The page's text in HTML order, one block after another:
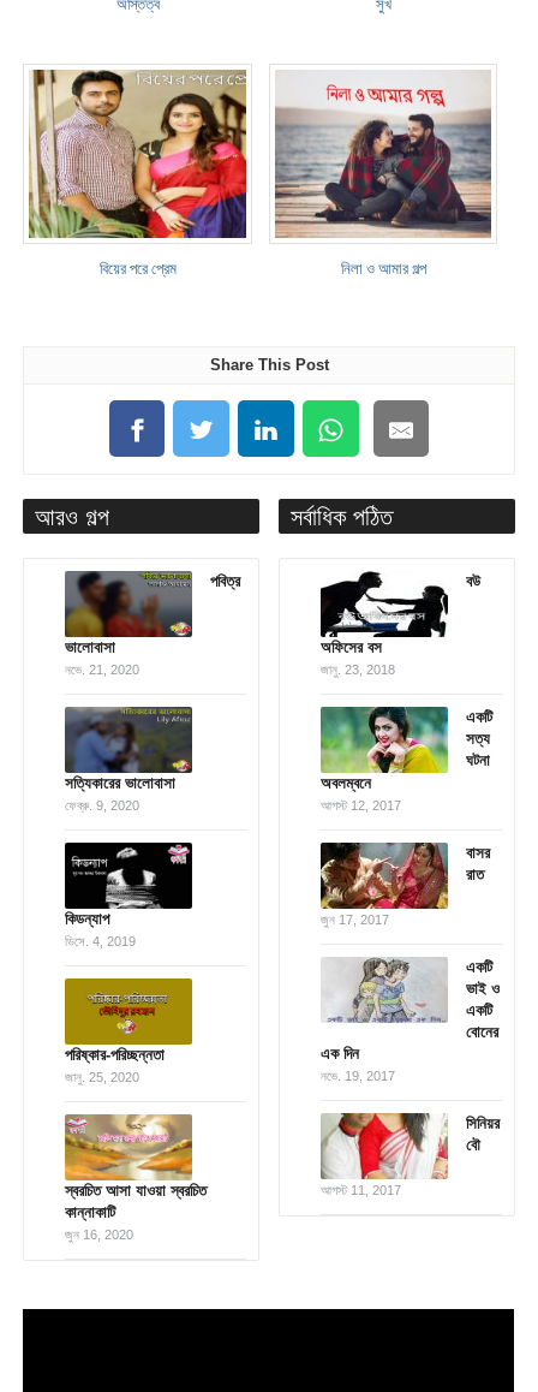
বিয়ের পরে প্রেম নিলা ও আমার গল্প
Share This Post
আরও গল্প
পবিত্র
ভালোবাসা
নভে. 21, 2020
সত্যিকারের ভালোবাসা
ফেব্রু. 9, 2020
কিডন্যাপ
ডিসে. 4, 2019
পরিষ্কার-পরিচ্ছন্নতা
জানু. 25, 2020
স্বরচিত আসা যাওয়া স্বরচিত
কান্নাকাটি
জুন 16, 2020
সর্বাধিক পঠিত
বউ
অফিসের বস
জানু. 23, 2018
একটি
সত্য
ঘটনা
অবলম্বনে
আগস্ট 12, 2017
বাসর
রাত
জুন 17, 2017
একটি
ভাই ও
একটি
বোনের
এক দিন
নভে. 19, 2017
সিনিয়র
বৌ
আগস্ট 11, 2017